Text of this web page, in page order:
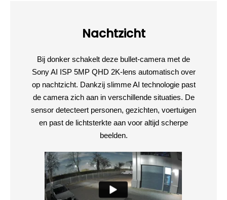
Nachtzicht
Bij donker schakelt deze bullet-camera met de
Sony AI ISP 5MP QHD 2K-lens automatisch over
op nachtzicht. Dankzij slimme AI technologie past
de camera zich aan in verschillende situaties. De
sensor detecteert personen, gezichten, voertuigen
en past de lichtsterkte aan voor altijd scherpe
beelden.